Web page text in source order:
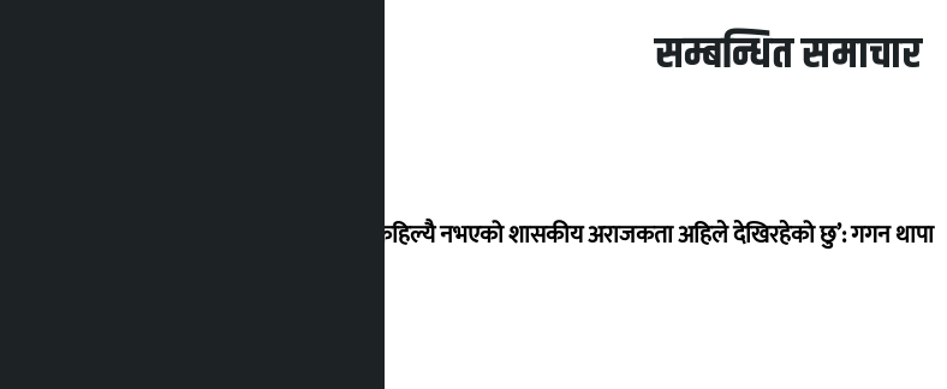
सम्बन्धित समाचार
‘देशमा कहिल्यै नभएको शासकीय अराजकता अहिले देखिरहेको छु’: गगन थापा